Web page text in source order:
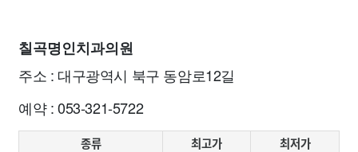
칠곡명인치과의원
주소 : 대구광역시 북구 동암로12길
예약 : 053-321-5722
종류 최고가
최저가